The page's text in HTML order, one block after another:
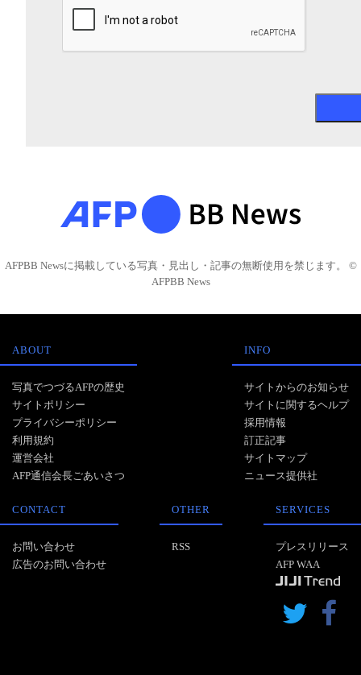
AFPBB Newsに掲載している写真・見出し・記事の無断使用を禁じます。 ©
AFPBB News
ABOUT
写真でつづるAFPの歴史
サイトポリシー
プライバシーポリシー
利用規約
運営会社
AFP通信会長ごあいさつ
INFO
サイトからのお知らせ
サイトに関するヘルプ
採用情報
訂正記事
サイトマップ
ニュース提供社
CONTACT
お問い合わせ
広告のお問い合わせ
OTHER
RSS
SERVICES
プレスリリース
AFP WAA